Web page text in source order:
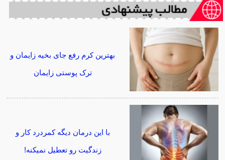
بهترین کرم رفع جای بخیه زایمان و
ترک پوستی زایمان
با این درمان دیگه کمردرد کار و
زندگیت رو تعطیل نمیکنه!